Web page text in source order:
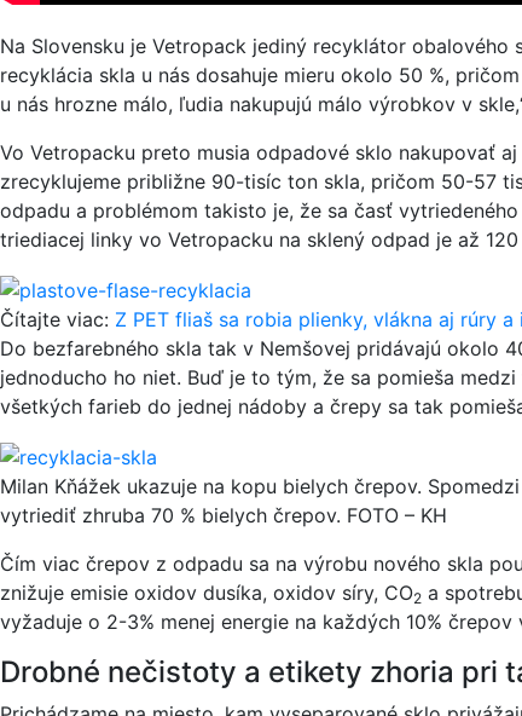
Na Slovensku je Vetropack jediný recyklátor obalového
recyklácia skla u nás dosahuje mieru okolo 50 %,
u nás hrozne málo, ľudia nakupujú málo výrobkov v
Vo Vetropacku preto musia odpadové sklo nakupovať
zrecyklujeme približne 90-tisíc ton skla, pričom 50-57
odpadu a problémom takisto je, že sa časť
triediacej linky vo Vetropacku na sklený odpad je až
Čítajte viac: Z PET fliaš sa robia plienky, vlákna aj rúry
Do bezfarebného skla tak v Nemšovej pridávajú okolo
jednoducho ho niet. Buď je to tým, že sa pomieša
všetkých farieb do jednej nádoby a črepy sa tak
Milan Kňážek ukazuje na kopu bielych črepov.
vytriediť zhruba 70 % bielych črepov. FOTO – KH
Čím viac črepov z odpadu sa na výrobu nového skla
znižuje emisie oxidov dusíka, oxidov síry, CO2 a
vyžaduje o 2-3% menej energie na každých 10%
Drobné nečistoty a etikety zhoria pri